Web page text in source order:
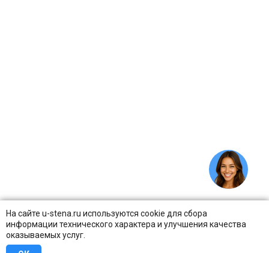
На сайте u-stena.ru используются cookie для сбора
информации технического характера и улучшения качества
оказываемых услуг.